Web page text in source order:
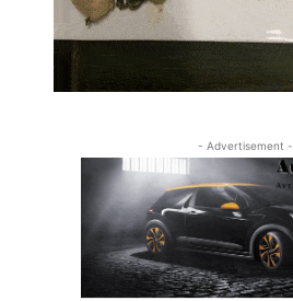
- Advertisement -